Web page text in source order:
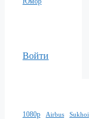
Войти
1080p Airbus Sukhoi